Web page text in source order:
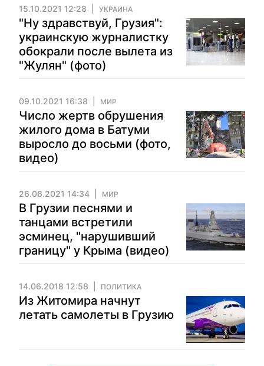
15.10.2021 12:28 УКРАИНА
"Ну здравствуй, Грузия":
украинскую журналистку
обокрали после вылета из
"Жулян" (фото)
09.10.2021 16:38 МИР
Число жертв обрушения
жилого дома в Батуми
выросло до восьми (фото,
видео)
26.06.2021 14:34 МИР
В Грузии песнями и
танцами встретили
эсминец, "нарушивший
границу" у Крыма (видео)
14.06.2018 12:58 ПОЛИТИКА
Из Житомира начнут
летать самолеты в Грузию